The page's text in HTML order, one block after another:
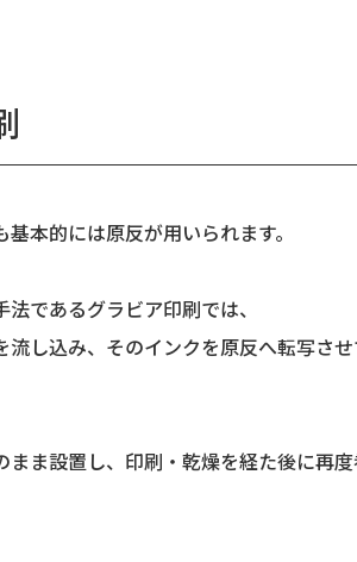
本的には原反が用いられます。
であるグラビア印刷では、
流し込み、そのインクを原反へ転写さ
まま設置し、印刷・乾燥を経た後に再度